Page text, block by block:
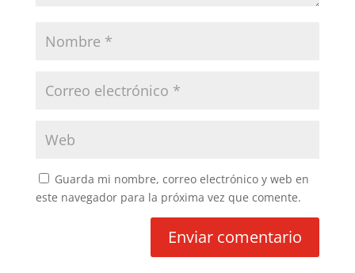
Guarda mi nombre, correo electrónico y web en
este navegador para la próxima vez que comente.